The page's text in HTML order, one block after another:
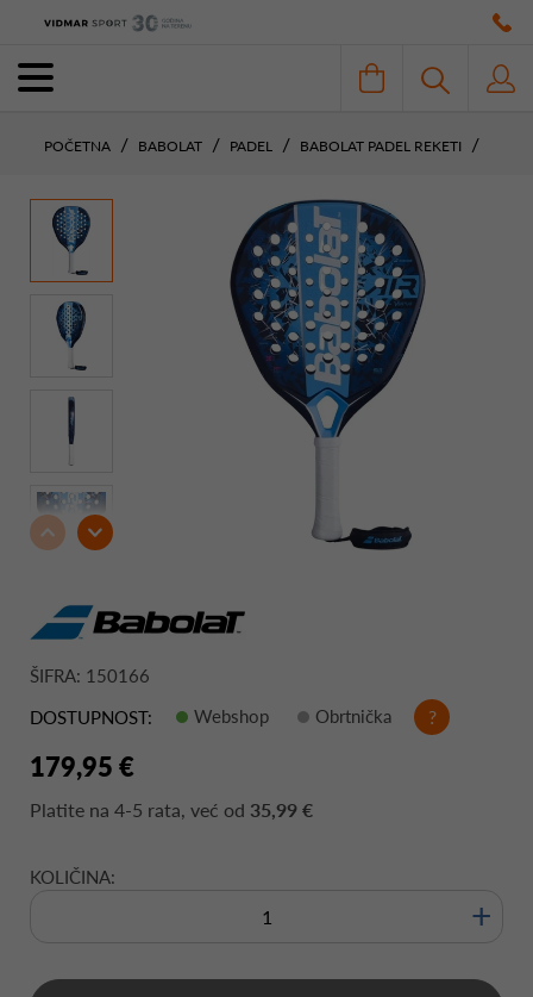
POČETNA BABOLAT PADEL BABOLAT PADEL REKETI
ŠIFRA: 150166
DOSTUPNOST:
Webshop Obrtnička ?
179,95 €
Platite na 4-5 rata, već od 35,99 €
KOLIČINA:
+